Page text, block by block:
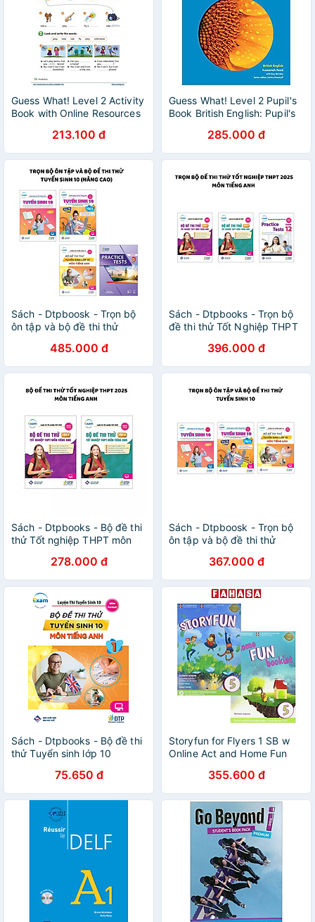
Guess What! Level 2 Activity
Book with Online Resources
213.100 đ
Guess What! Level 2 Pupil's
Book British English: Pupil's
285.000 đ
Sách - Dtpboosk - Trọn bộ
ôn tập và bộ đề thi thử
Anh (nâng cao)
485.000 đ
Sách - Dtpbooks - Trọn bộ
đề thi thử Tốt Nghiệp THPT
396.000 đ
Sách - Dtpbooks - Bộ đề thi
thử Tốt nghiệp THPT môn
278.000 đ
Sách - Dtpboosk - Trọn bộ
ôn tập và bộ đề thi thử
367.000 đ
Sách - Dtpbooks - Bộ đề thi
thử Tuyển sinh lớp 10
75.650 đ
Storyfun for Flyers 1 SB w
Online Act and Home Fun
355.600 đ